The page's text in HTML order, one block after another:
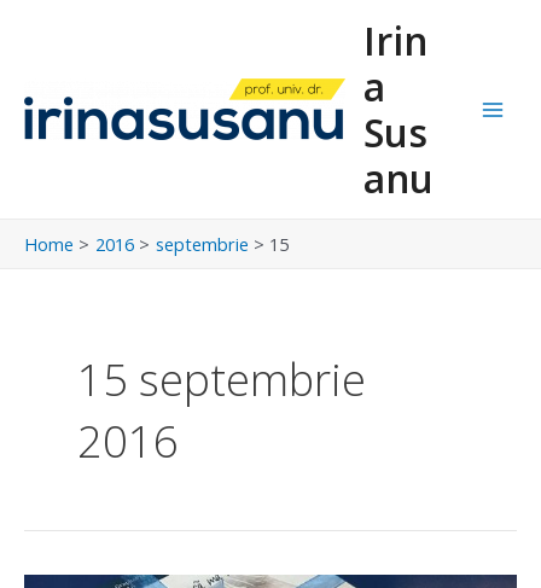
Irin
a
Sus
anu
Home 2016 septembrie 15
15 septembrie
2016